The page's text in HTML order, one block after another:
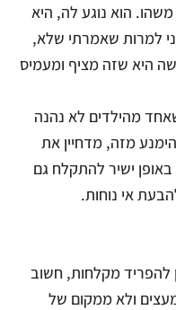
הוא נוגע לה, היא
למרות שאמרתי שלא,
היא שזה מציף ומעמיס
מהילדים לא נהנה
מזה, מדחיין את
ישיר להתקלח גם
אי נוחות.
להפריד מקלחות, חשוב
ולא ממקום של